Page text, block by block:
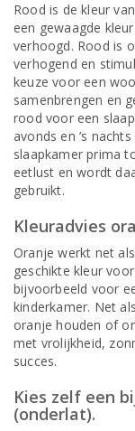
Rood is de kleur
een gewaagde
verhoogd. Rood is
verhogend en
keuze voor een
samenbrengen en
rood voor een
avonds en ’s
slaapkamer prima
eetlust en wordt
gebruikt.
Kleuradvies
Oranje werkt net
geschikte kleur
bijvoorbeeld voor
kinderkamer. Net
oranje houden of
met vrolijkheid,
succes.
Kies zelf een
(onderlat).